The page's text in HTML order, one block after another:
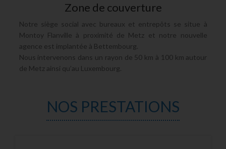
Zone de couverture
Notre siège social avec bureaux et entrepôts se situe à
Montoy Flanville à proximité de Metz et notre nouvelle
agence est implantée à Bettembourg
Nous intervenons dans un rayon de 50 km à 100 km autour
de Metzainsi qu’au Luxembourg
NOS PRESTATIONS